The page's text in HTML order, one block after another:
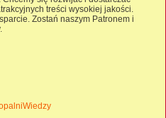
treści wysokiej jakości.
Zostań naszym Patronem i